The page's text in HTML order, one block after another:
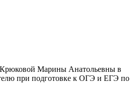
Крюковой Марины Анатольевны в
при подготовке к ОГЭ и ЕГЭ по